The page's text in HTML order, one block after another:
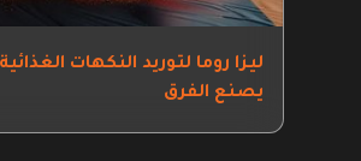
ليزا روما لتوريد النكهات
يصنع الفرق